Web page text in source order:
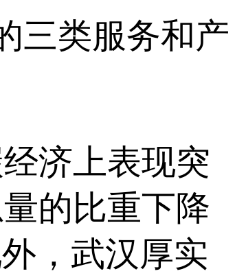
三类服务和产
济上表现突
的比重下降
，武汉厚实